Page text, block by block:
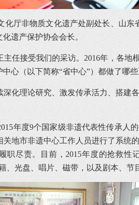
厅非物质文化遗产处副处长、山东
遗产保护协会会长。
主任接受我们的采访。2016年，各地
心（以下简称“省中心”）都做了哪
化理论研究、激发传承活力、搭建
年度9个国家级非遗代表性传承人
地市非遗中心工作人员进行了系统
尽责。目前，2015年度的抢救性
光盘、唱片、磁带，以及剧本、节